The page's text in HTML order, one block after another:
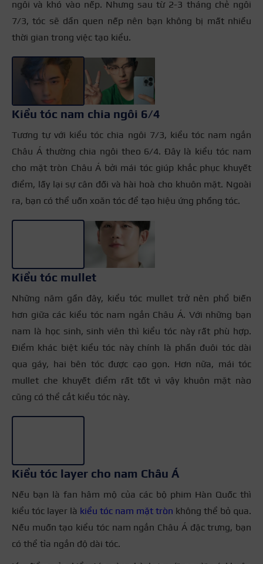
ngôi và khó vào nếp. Nhưng sau từ 2-3 tháng chẻ ngôi
7/3, tóc sẽ dần quen nếp nên bạn không bị mất nhiều
thời gian trong việc tạo kiểu.
Kiểu tóc nam chia ngôi 6/4
Tương tự với kiểu tóc chia ngôi 7/3, kiểu tóc nam ngắn
Châu Á thường chia ngôi theo 6/4.Đây là kiểu tóc nam
cho mặt tròn Châu Á bởi mái tóc giúp khắc phục khuyết
điểm, lấy lại sự cân đối và hài hoà cho khuôn mặt. Ngoài
ra, bạn có thể uốn xoăn tóc để tạo hiệu ứng phồng tóc.
+2
Kiểu tóc mullet
Những năm gần đây, kiểu tóc mullet trở nên phổ biến
hơn giữa các kiểu tóc nam ngắn Châu Á. Với những bạn
nam là học sinh, sinh viên thì kiểu tóc này rất phù hợp.
Điểm khác biệt kiểu tóc này chính là phần đuôi tóc dài
qua gáy, hai bên tóc được cạo gọn. Hơn nữa, mái tóc
mullet che khuyết điểm rất tốt vì vậy khuôn mặt nào
cũng có thể cắt kiểu tóc này.
Kiểu tóc layer cho nam Châu Á
Nếu bạn là fan hâm mộ của các bộ phim Hàn Quốc thì
kiểu tóc layer là kiểu tóc nam mặt tròn không thể bỏ qua.
Nếu muốn tạo kiểu tóc nam ngắn Châu Á đặc trưng, bạn
có thể tỉa ngắn độ dài tóc.